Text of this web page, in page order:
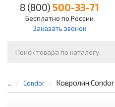
8 (800) 500-33-71
Бесплатно по России
Заказать звонок
... Condor Ковролин